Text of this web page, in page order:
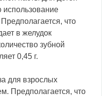
использование
что
в желудок
зубной
0,45 г.
для взрослых
Предполагается, что